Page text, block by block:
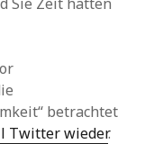
betrachtet
Twitter wieder.